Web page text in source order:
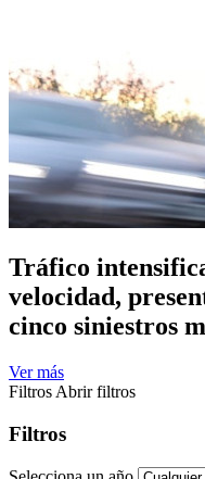
Tráfico
velocidad,
cinco siniestros
Ver más
Filtros Abrir filtros
Filtros